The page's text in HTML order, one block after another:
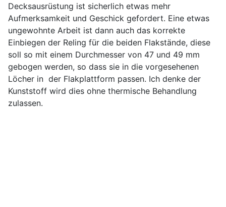
Decksausrüstung ist sicherlich etwas mehr
Aufmerksamkeit und Geschick gefordert. Eine etwas
ungewohnte Arbeit ist dann auch das korrekte
Einbiegen der Reling für die beiden Flakstände, diese
soll so mit einem Durchmesser von 47 und 49 mm
gebogen werden, so dass sie in die vorgesehenen
Löcher in der Flakplattform passen. Ich denke der
Kunststoff wird dies ohne thermische Behandlung
zulassen.